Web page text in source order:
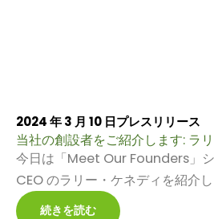
2024 年 3 月 10 日プレスリリース
当社の創設者をご紹介します: ラ
今日は「Meet Our Founders」シ
CEO のラリー・ケネディを紹介し
続きを読む